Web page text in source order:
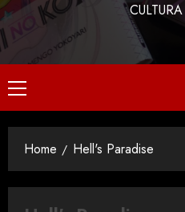
Home Hell's Paradise